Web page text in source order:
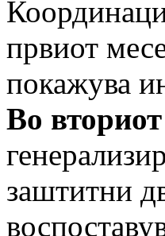
првиот
покажува
Во
заштитни